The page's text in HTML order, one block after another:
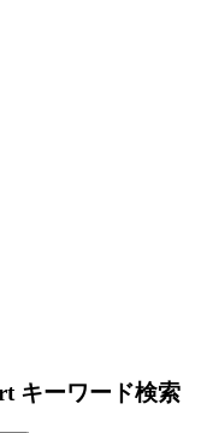
キーワード検索